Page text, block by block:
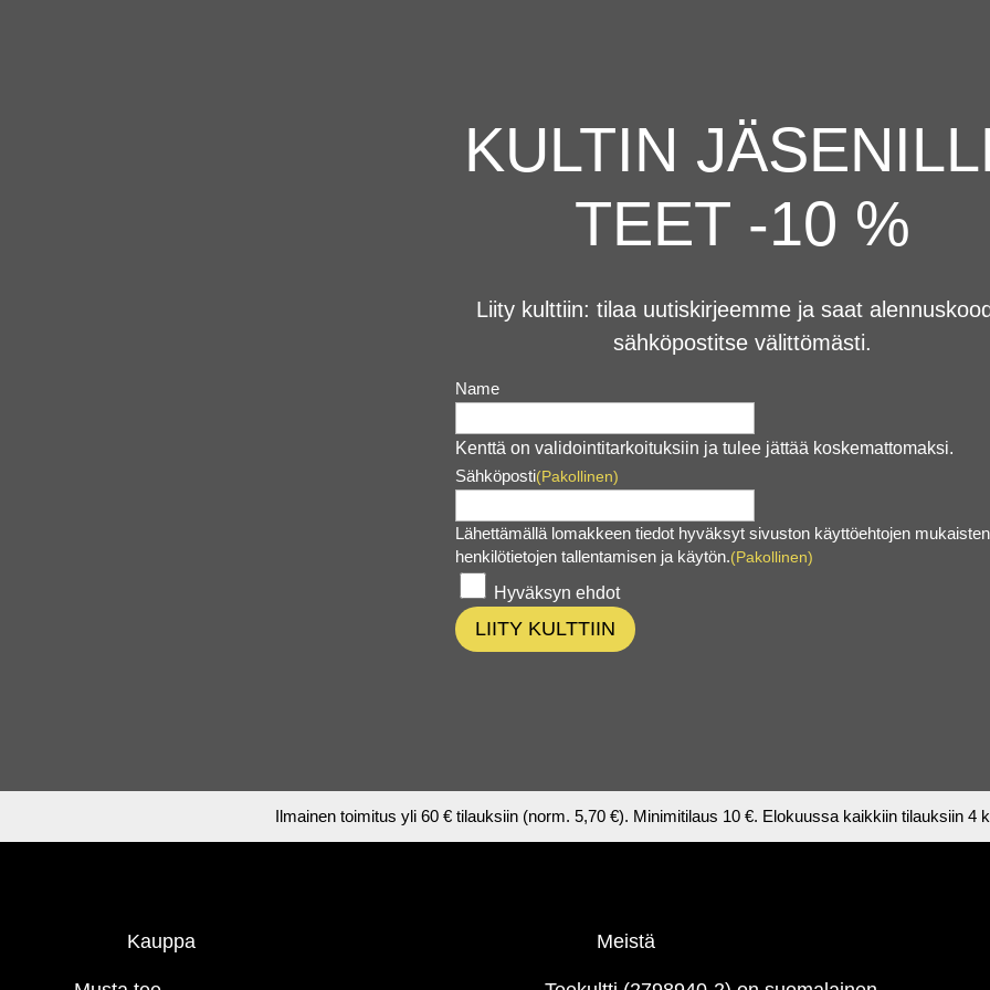
KULTIN
TEET -10 %
Liity kulttiin: tilaa uutiskirjeemme ja saat
sähköpostitse välittömästi.
Name
Kenttä on validointitarkoituksiin ja tulee jättää koskemattomaksi.
Sähköposti(Pakollinen)
Lähettämällä lomakkeen tiedot hyväksyt sivuston käyttöehtojen mukaisten
henkilötietojen tallentamisen ja käytön.(Pakollinen)
Hyväksyn ehdot
LIITY KULTTIIN
Ilmainen toimitus yli 60 € tilauksiin (norm. 5,70 €). Minimitilaus 10 €. Elokuussa kaikkiin tilauksiin 4
Kauppa Meistä